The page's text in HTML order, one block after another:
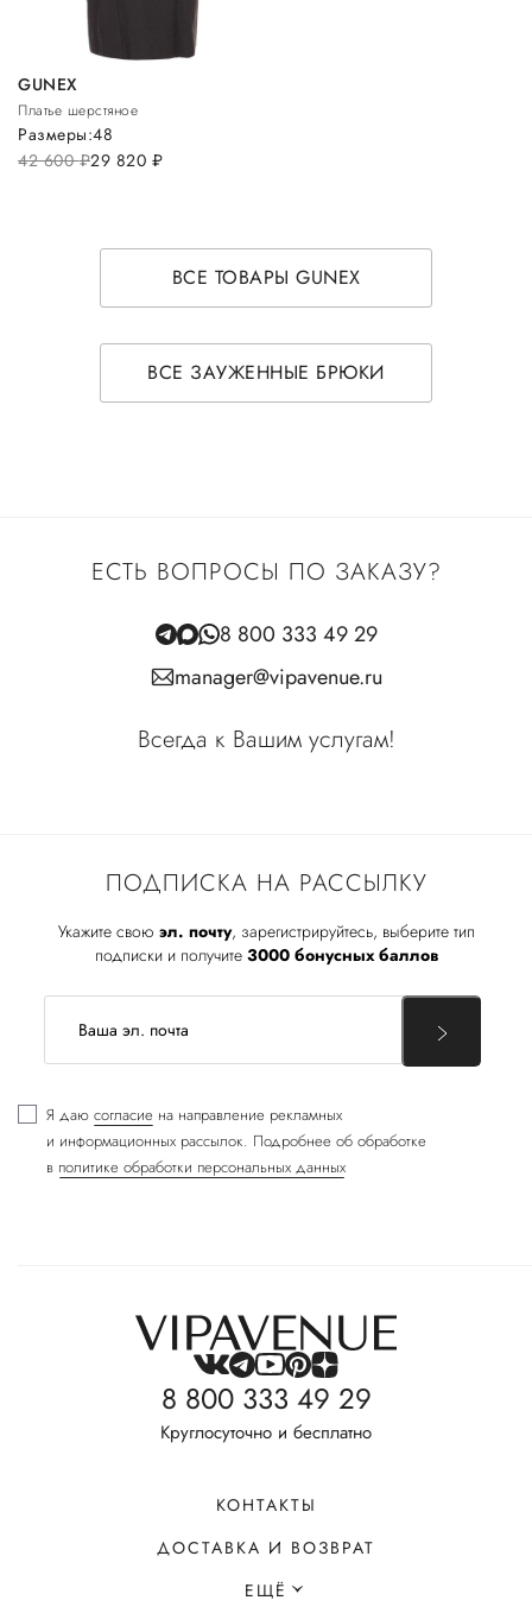
GUNEX
Платье шерстяное
42 600руб.29 820 руб.
Размеры:48
ВСЕ ТОВАРЫ GUNEX
ВСЕ ЗАУЖЕННЫЕ БРЮКИ
ПОДПИСКА НА РАССЫЛКУ
Укажите свою эл. почту, зарегистрируйтесь, выберите тип
подписки и получите 3000 бонусных баллов
Я даю согласие на направление рекламных
и информационных рассылок. Подробнее об обработке
в политике обработки персональных данных
ЕСТЬ ВОПРОСЫ ПО ЗАКАЗУ?
8 800 333 49 29
manager@vipavenue.ru
Всегда к Вашим услугам!
8 800 333 49 29
Круглосуточно и бесплатно
КОНТАКТЫ
ДОСТАВКА И ВОЗВРАТ
ЕЩЁ